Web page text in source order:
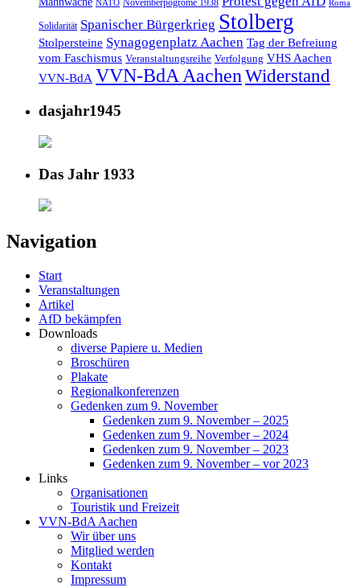
NATO Novemberpogrome 1938 Roma
Solidarität Spanischer Bürgerkrieg Stolberg
Stolpersteine Synagogenplatz Aachen Tag der Befreiung
vom Faschismus Veranstaltungsreihe Verfolgung VHS Aachen
VVN-BdA VVN-BdA AachenWiderstand
dasjahr1945
Das Jahr 1933
Navigation
Start
Veranstaltungen
Artikel
AfD bekämpfen
Downloads
diverse Papiere u. Medien
Broschüren
Plakate
Regionalkonferenzen
Gedenken zum 9. November
Gedenken zum 9. November – 2025
Gedenken zum 9. November – 2024
Gedenken zum 9. November – 2023
Gedenken zum 9. November – vor 2023
Links
Organisationen
Touristik und Freizeit
VVN-BdA Aachen
Wir über uns
Mitglied werden
Kontakt
Impressum